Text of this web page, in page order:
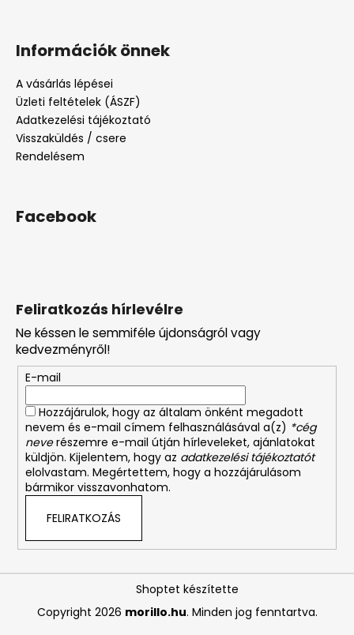
Feliratkozás hírlevélre
Ne késsen le semmiféle újdonságról vagy
kedvezményről!
E-mail
Hozzájárulok, hogy az általam önként megadott
nevem és e-mail címem felhasználásával a(z) *cég
neverészemre e-mail útján hírleveleket, ajánlatokat
küldjön. Kijelentem, hogy az adatkezelési tájékoztatót
elolvastam. Megértettem, hogy a hozzájárulásom
bármikor visszavonhatom.
FELIRATKOZÁS
Információk önnek
A vásárlás lépései
Üzleti feltételek (ÁSZF)
Adatkezelési tájékoztató
Visszaküldés / csere
Rendelésem
Facebook
Shoptet készítette
Copyright 2026 morillo.hu. Minden jog fenntartva.